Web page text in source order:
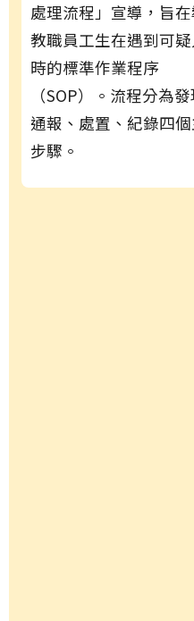
處理流程」宣導，旨在
教職員工生在遇到可
時的標準作業程序
（SOP）。流程分為發
通報、處置、紀錄四
步驟。